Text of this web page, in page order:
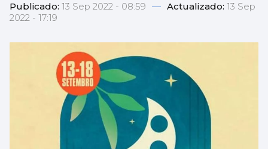
Publicado: 13 Sep 2022 - 08:59 — Actualizado: 13 Sep
2022 - 17:19